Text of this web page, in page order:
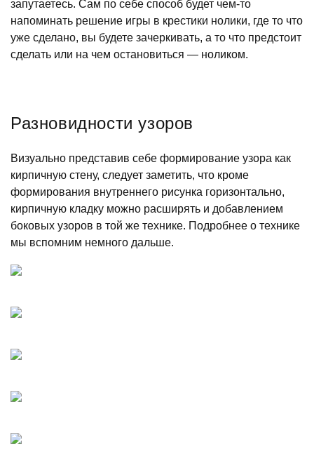
запутаетесь. Сам по себе способ будет чем-то
напоминать решение игры в крестики нолики, где то что
уже сделано, вы будете зачеркивать, а то что предстоит
сделать или на чем остановиться — ноликом.
Разновидности узоров
Визуально представив себе формирование узора как
кирпичную стену, следует заметить, что кроме
формирования внутреннего рисунка горизонтально,
кирпичную кладку можно расширять и добавлением
боковых узоров в той же технике. Подробнее о технике
мы вспомним немного дальше.